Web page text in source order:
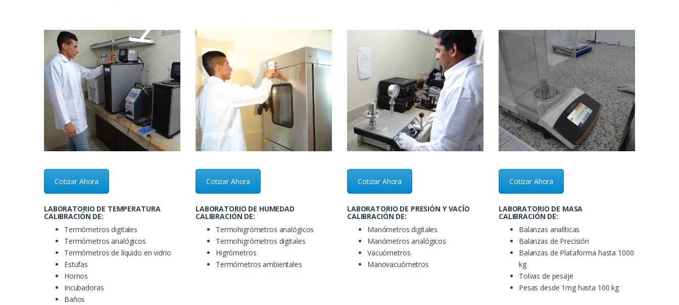
Cotizar Ahora
LABORATORIO DE TEMPERATURA
CALIBRACIÓN DE:
Termómetros digitales
Termómetros analógicos
Termómetros de líquido en vidrio
Estufas
Hornos
Incubadoras
Baños
Cotizar Ahora
LABORATORIO DE HUMEDAD
CALIBRACIÓN DE:
Termohigrómetros analógicos
Termohigrómetros digitales
Higrómetros
Termómetros ambientales
Cotizar Ahora
LABORATORIO DE PRESIÓN Y VACÍO
CALIBRACIÓN DE:
Manómetros digitales
Manómetros analógicos
Vacuómetros
Manovacuómetros
Cotizar Ahora
LABORATORIO DE MASA
CALIBRACIÓN DE:
Balanzas analíticas
Balanzas de Precisión
Balanzas de Plataforma hasta 1000
kg
Tolvas de pesaje
Pesas desde 1mg hasta 100 kg